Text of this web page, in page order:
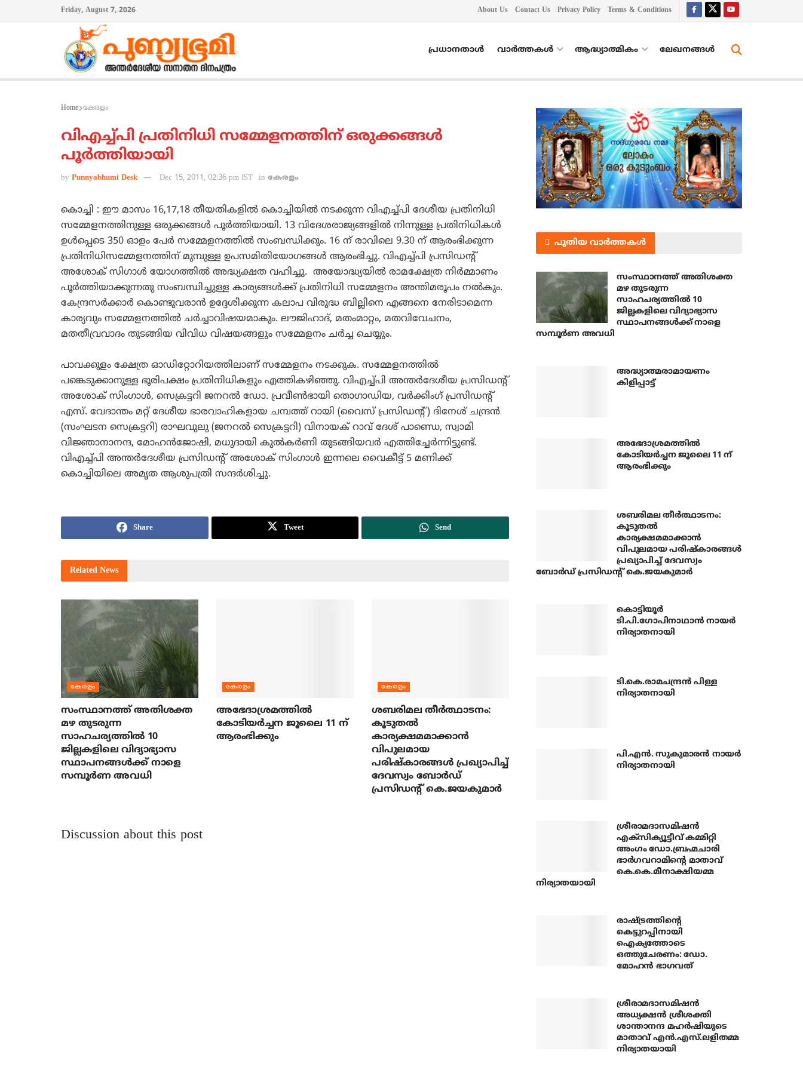
Friday, August 7, 2026 About Us Contact Us Privacy Policy Terms & Conditions
പ്രധാനതാൾ വാർത്തകൾ ആദ്ധ്യാത്മികം ലേഖനങ്ങള്‍
Home കേരളം
വിഎച്ച്പി പ്രതിനിധി സമ്മേളനത്തിന്‌ ഒരുക്കങ്ങള്‍
പൂര്‍ത്തിയായി
by Punnyabhumi Desk Dec 15, 2011, 02:36 pm IST in കേരളം
കൊച്ചി : ഈ മാസം 16,17,18 തീയതികളില്‍ കൊച്ചിയില്‍ നടക്കുന്ന വിഎച്ച്പി ദേശീയ പ്രതിനിധി
സമ്മേളനത്തിനുള്ള ഒരുക്കങ്ങള്‍ പൂര്‍ത്തിയായി. 13 വിദേശരാജ്യങ്ങളില്‍ നിന്നുള്ള പ്രതിനിധികള്‍
ഉള്‍പ്പെടെ 350 ഓളം പേര്‍ സമ്മേളനത്തില്‍ സംബന്ധിക്കും. 16 ന്‌ രാവിലെ 9.30 ന്‌ ആരംഭിക്കുന്ന
പ്രതിനിധിസമ്മേളനത്തിന്‌ മുമ്പുള്ള ഉപസമിതിയോഗങ്ങള്‍ ആരംഭിച്ചു. വിഎച്ച്പി പ്രസിഡന്റ്‌
അശോക്‌ സിഗാള്‍ യോഗത്തില്‍ അദ്ധ്യക്ഷത വഹിച്ചു. അയോദ്ധ്യയില്‍ രാമക്ഷേത്ര നിര്‍മ്മാണം
പൂര്‍ത്തിയാക്കുന്നതു സംബന്ധിച്ചുള്ള കാര്യങ്ങള്‍ക്ക്‌ പ്രതിനിധി സമ്മേളനം അന്തിമരൂപം നല്‍കും.
കേന്ദ്രസര്‍ക്കാര്‍ കൊണ്ടുവരാന്‍ ഉദ്ദേശിക്കുന്ന കലാപ വിരുദ്ധ ബില്ലിനെ എങ്ങനെ നേരിടാമെന്ന
കാര്യവും സമ്മേളനത്തില്‍ ചര്‍ച്ചാവിഷയമാകും. ലൗജിഹാദ്‌, മതംമാറ്റം, മതവിവേചനം,
മതതീവ്രവാദം തുടങ്ങിയ വിവിധ വിഷയങ്ങളും സമ്മേളനം ചര്‍ച്ച ചെയ്യും.
പാവക്കുളം ക്ഷേത്ര ഓഡിറ്റോറിയത്തിലാണ്‌ സമ്മേളനം നടക്കുക. സമ്മേളനത്തില്‍
പങ്കെടുക്കാനുള്ള ഭൂരിപക്ഷം പ്രതിനിധികളും എത്തികഴിഞ്ഞു. വിഎച്ച്പി അന്തര്‍ദേശീയ പ്രസിഡന്റ്‌
അശോക്‌ സിംഗാള്‍, സെക്രട്ടറി ജനറല്‍ ഡോ. പ്രവീണ്‍ഭായി തൊഗാഡിയ, വര്‍ക്കിംഗ്‌ പ്രസിഡന്റ്‌
എസ്‌. വേദാന്തം മറ്റ്‌ ദേശീയ ഭാരവാഹികളായ ചമ്പത്ത്‌ റായി (വൈസ്‌ പ്രസിഡന്റ്‌) ദിനേശ്‌ ചന്ദ്രന്‍
(സംഘടന സെക്രട്ടറി) രാഘവുലു (ജനറല്‍ സെക്രട്ടറി) വിനായക്‌ റാവ്‌ ദേശ്‌ പാണ്ഡെ, സ്വാമി
വിജ്ഞാനാനന്ദ, മോഹന്‍ജോഷി, മധുദായി കുല്‍കര്‍ണി തുടങ്ങിയവര്‍ എത്തിച്ചേര്‍ന്നിട്ടുണ്ട്‌.
വിഎച്ച്പി അന്തര്‍ദേശീയ പ്രസിഡന്റ്‌ അശോക്‌ സിംഗാള്‍ ഇന്നലെ വൈകീട്ട്‌ 5 മണിക്ക്‌
കൊച്ചിയിലെ അമൃത ആശുപത്രി സന്ദര്‍ശിച്ചു.
Share Tweet Send
Related News
കേരളം
സംസ്ഥാനത്ത് അതിശക്ത
മഴ തുടരുന്ന
സാഹചര്യത്തിൽ 10
ജില്ലകളിലെ വിദ്യാഭ്യാസ
സ്ഥാപനങ്ങൾക്ക് നാളെ
സമ്പൂർണ അവധി
കേരളം
അഭേദാശ്രമത്തില്‍
കോടിയര്‍ച്ചന ജൂലൈ 11 ന്
ആരംഭിക്കും
കേരളം
ശബരിമല തീര്‍ത്ഥാടനം:
കൂടുതല്‍
കാര്യക്ഷമമാക്കാന്‍
വിപുലമായ
പരിഷ്‌കാരങ്ങള്‍ പ്രഖ്യാപിച്ച്
ദേവസ്വം ബോര്‍ഡ്
പ്രസിഡന്റ് കെ.ജയകുമാര്‍
Discussion about this post
പുതിയ വാർത്തകൾ
സംസ്ഥാനത്ത് അതിശക്ത
മഴ തുടരുന്ന
സാഹചര്യത്തിൽ 10
ജില്ലകളിലെ വിദ്യാഭ്യാസ
സ്ഥാപനങ്ങൾക്ക് നാളെ
സമ്പൂർണ അവധി
അദ്ധ്യാത്മരാമായണം
കിളിപ്പാട്ട്
അഭേദാശ്രമത്തില്‍
കോടിയര്‍ച്ചന ജൂലൈ 11 ന്
ആരംഭിക്കും
ശബരിമല തീര്‍ത്ഥാടനം:
കൂടുതല്‍
കാര്യക്ഷമമാക്കാന്‍
വിപുലമായ പരിഷ്‌കാരങ്ങള്‍
പ്രഖ്യാപിച്ച് ദേവസ്വം
ബോര്‍ഡ് പ്രസിഡന്റ് കെ.ജയകുമാര്‍
കൊട്ടിയൂര്‍
ടി.പി.ഗോപിനാഥാന്‍ നായര്‍
നിര്യാതനായി
ടി.കെ.രാമചന്ദ്രന്‍ പിള്ള
നിര്യാതനായി
പി.എന്‍. സുകുമാരന്‍ നായര്‍
നിര്യാതനായി
ശ്രീരാമദാസമിഷന്‍
എക്‌സിക്യൂട്ടീവ് കമ്മിറ്റി
അംഗം ഡോ.ബ്രഹ്മചാരി
ഭാര്‍ഗവറാമിന്റെ മാതാവ്
കെ.കെ.മീനാക്ഷിയമ്മ
നിര്യാതയായി
രാഷ്ട്രത്തിന്റെ
കെട്ടുറപ്പിനായി
ഐക്യത്തോടെ
ഒത്തുചേരണം: ഡോ.
മോഹന്‍ ഭാഗവത്
ശ്രീരാമദാസമിഷന്‍
അധ്യക്ഷന്‍ ശ്രീശക്തി
ശാന്താനന്ദ മഹര്‍ഷിയുടെ
മാതാവ് എന്‍.എസ്.ലളിതമ്മ
നിര്യാതയായി